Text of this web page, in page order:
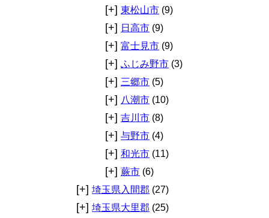
[+] 東松山市 (9)
[+] 日高市 (9)
[+] 富士見市 (9)
[+] ふじみ野市 (3)
[+] 三郷市 (5)
[+] 八潮市 (10)
[+] 吉川市 (8)
[+] 与野市 (4)
[+] 和光市 (11)
[+] 蕨市 (6)
[+] 埼玉県入間郡 (27)
[+] 埼玉県大里郡 (25)